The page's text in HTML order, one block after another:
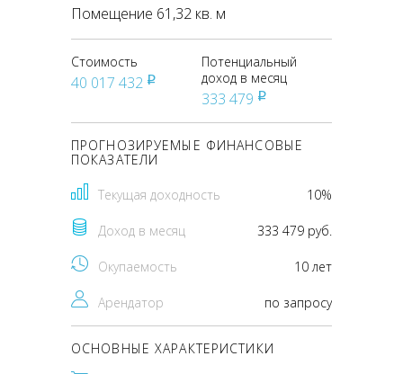
Помещение 61,32 кв. м
Стоимость
40 017 432 pуб
Потенциальный
доход в месяц
333 479 pуб
ПРОГНОЗИРУЕМЫЕ ФИНАНСОВЫЕ
ПОКАЗАТЕЛИ
Текущая доходность 10%
Доход в месяц 333 479 руб.
Окупаемость 10 лет
Арендатор по запросу
ОСНОВНЫЕ ХАРАКТЕРИСТИКИ